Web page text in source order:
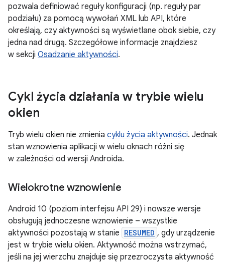
pozwala definiować reguły konfiguracji (np. reguły par
podziału) za pomocą wywołań XML lub API, które
określają, czy aktywności są wyświetlane obok siebie, czy
jedna nad drugą. Szczegółowe informacje znajdziesz
w sekcji Osadzanie aktywności.
Cykl życia działania w trybie wielu
okien
Tryb wielu okien nie zmienia cyklu życia aktywności. Jednak
stan wznowienia aplikacji w wielu oknach różni się
w zależności od wersji Androida.
Wielokrotne wznowienie
Android 10 (poziom interfejsu API 29) i nowsze wersje
obsługują jednoczesne wznowienie – wszystkie
aktywności pozostają w stanie RESUMED , gdy urządzenie
jest w trybie wielu okien. Aktywność można wstrzymać,
jeśli na jej wierzchu znajduje się przezroczysta aktywność